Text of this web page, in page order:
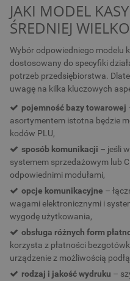
JAKI MODEL
ŚREDNIEJ
Wybór odpowiedniego modelu
dostosowany do specyfiki
potrzeb przedsiębiorstwa.
uwagę na kilka kluczowych
pojemność bazy towarowej
asortymentem istotna będzie
kodów PLU,
sposób komunikacji – jeśli
systemem sprzedażowym lub
odpowiednimi modułami,
opcje komunikacyjne –
wagami elektronicznymi i
wygodę użytkowania,
obsługa różnych form
korzysta z płatności
urządzenie z możliwością
rodzaj i jakość wydruku –